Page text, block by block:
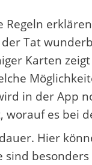
Regeln
Tat
Karten
in der App
worauf es bei
Hier
sind